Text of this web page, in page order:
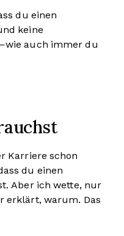
du einen
keine
auch immer du
Karriere schon
du einen
Aber ich wette, nur
erklärt, warum. Das